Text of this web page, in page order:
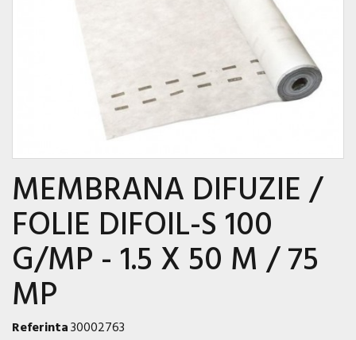
MEMBRANA DIFUZIE /
FOLIE DIFOIL-S 100
G/MP - 1.5 X 50 M / 75
MP
Referinta30002763